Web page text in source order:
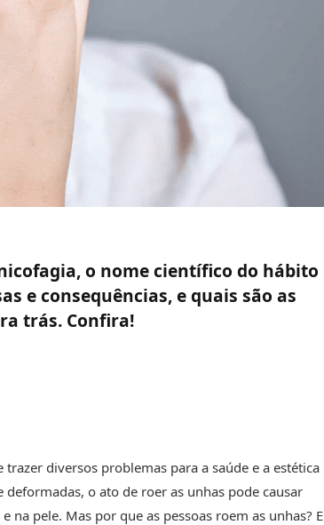
o nome científico do hábito
e consequências, e quais são as
trás. Confira!
diversos problemas para a saúde e a estética
o ato de roer as unhas pode causar
na pele. Mas por que as pessoas roem as unhas? E